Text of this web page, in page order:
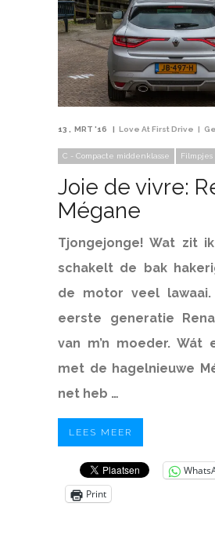
13 MRT '16 Love At First Drive
C - Compacte middenklasse Filmpjes
Joie de vivre:
Mégane
Tjongejonge! Wat zit
schakelt de bak
de motor veel
eerste generatie
van m’n moeder. Wát
met de hagelnieuwe
net heb …
LEES MEER
Print